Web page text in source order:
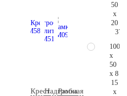
КрестНадгробная
Рамка
50
x
20
100
x
50
x 8
15
x